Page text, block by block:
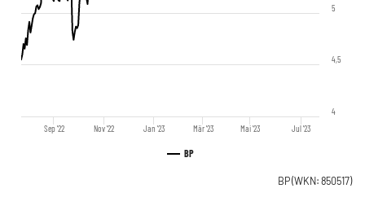
BP
Sep '22 Nov '22 Jan '23 Mär '23 Mai '23 Jul '23
4
4,5
5
BP(WKN: 850517)